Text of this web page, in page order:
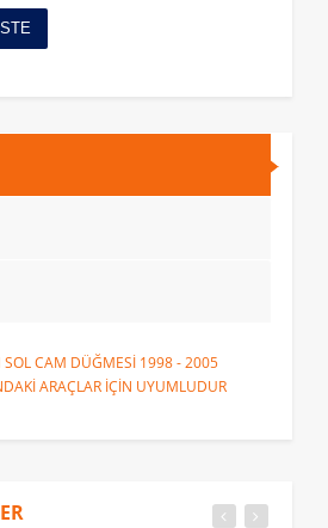
SOL CAM DÜĞMESİ 1998 - 2005
ARAÇLAR İÇİN UYUMLUDUR